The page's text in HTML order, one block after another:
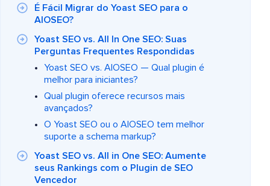
É Fácil Migrar do Yoast SEO para o
AIOSEO?
Yoast SEO vs. All In One SEO: Suas
Perguntas Frequentes Respondidas
Yoast SEO vs. AIOSEO — Qual plugin é
melhor para iniciantes?
Qual plugin oferece recursos mais
avançados?
O Yoast SEO ou o AIOSEO tem melhor
suporte a schema markup?
Yoast SEO vs. All in One SEO: Aumente
seus Rankings com o Plugin de SEO
Vencedor